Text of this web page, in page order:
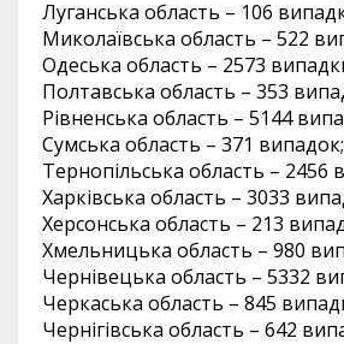
Луганська область – 106
Миколаївська область – 522
Одеська область – 2573
Полтавська область – 353
Рівненська область – 5144
Сумська область – 371 випадок;
Тернопільська область – 2456
Харківська область – 3033
Херсонська область – 213
Хмельницька область – 980
Чернівецька область – 5332
Черкаська область – 845
Чернігівська область – 642